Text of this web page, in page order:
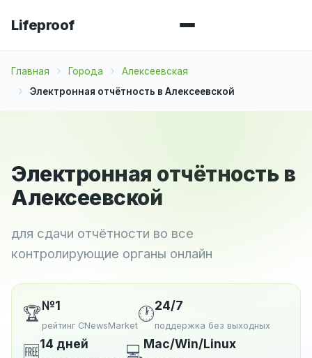
Lifeproof
Главная Города
Алексеевская
Электронная отчётность в Алексеевской
Электронная отчётность в
Алексеевской
для сдачи отчётности во все
контролирующие органы онлайн
🏆№1
рейтинг CNewsMarket
🕐24/7
поддержка без выходных
🆓14 дней 💻Mac/Win/Linux